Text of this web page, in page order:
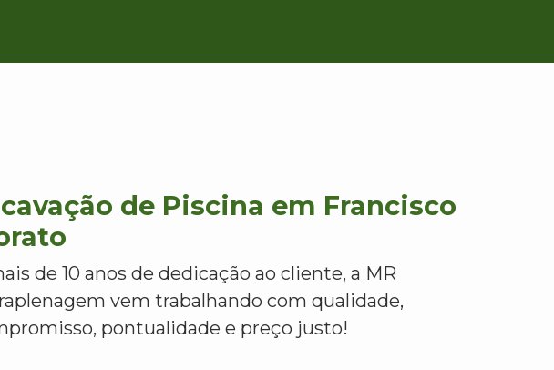
de Piscina em Francisco
de 10 anos de dedicação ao cliente, a MR
vem trabalhando com qualidade,
pontualidade e preço justo!